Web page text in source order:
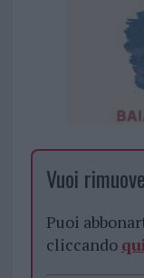
Vuoi
Puoi
cliccando